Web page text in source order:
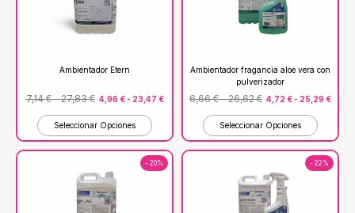
Ambientador Etern
7,14€ -27,83€ 4,96 € - 23,47 €
Seleccionar Opciones
Ambientador fragancia aloe vera con
pulverizador
6,66€ -26,62€ 4,72 € - 25,29 €
Seleccionar Opciones
- 20% - 22%